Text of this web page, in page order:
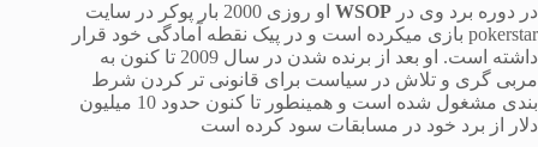
در دوره برد وی در
او روزی 2000 بار پوکر در سایت
pokerstar بازی میکرده است و در پیک نقطه آمادگی خود قرار
داشته است. او بعد از برنده شدن در سال 2009 تا کنون به
مربی گری و تلاش در سیاست برای قانونی تر کردن شرط
بندی مشغول شده است و همینطور تا کنون حدود 10 میلیون
دلار از برد خود در مسابقات سود کرده است